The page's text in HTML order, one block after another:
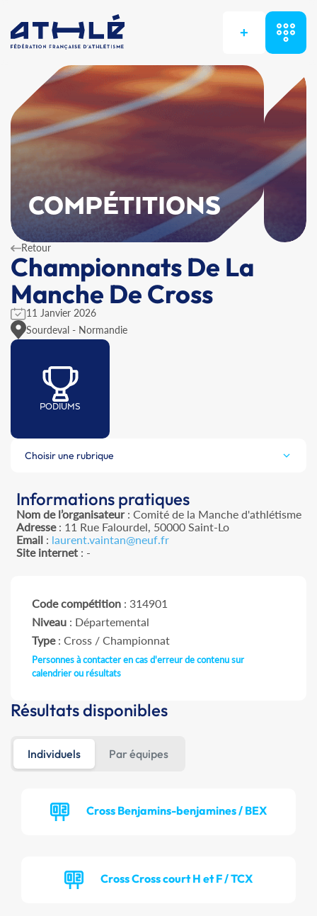
+
COMPÉTITIONS
Retour
Championnats De La
Manche De Cross
11 Janvier 2026
Sourdeval - Normandie
PODIUMS
Choisir une rubrique
Informations pratiques
Nom de l’organisateur: Comité de la Manche d'athlétisme
Adresse: 11 Rue Falourdel, 50000 Saint-Lo
Email: laurent.vaintan@neuf.fr
Site internet: -
Code compétition : 314901
Niveau : Départemental
Type: Cross / Championnat
Personnes à contacter en cas d'erreur de contenu sur
calendrier ou résultats
Résultats disponibles
Individuels Par équipes
Cross Benjamins-benjamines / BEX
Cross Cross court H et F / TCX